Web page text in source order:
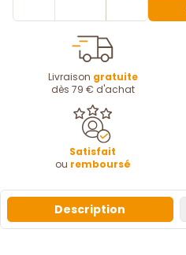
Livraison gratuite
dès 79 € d'achat
Satisfait
ou remboursé
Description